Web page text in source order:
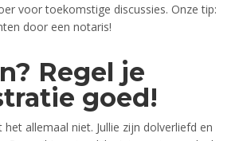
voor toekomstige discussies. Onze tip:
door een notaris!
Regel je
goed!
allemaal niet. Jullie zijn dolverliefd en